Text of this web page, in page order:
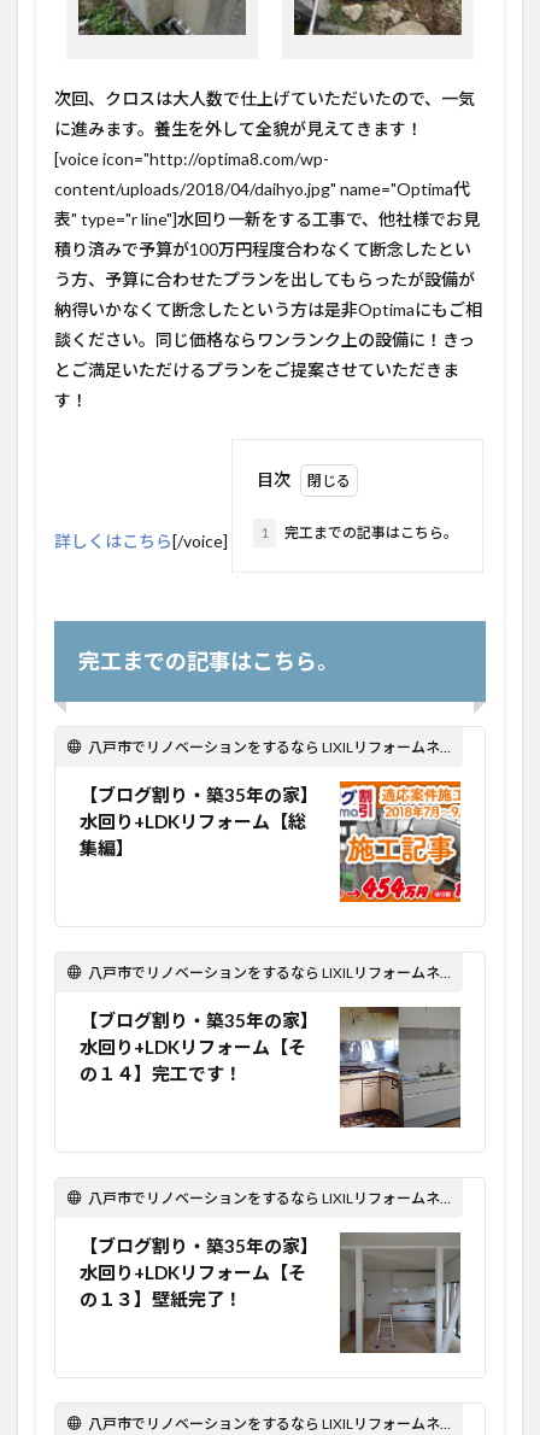
次回、クロスは大人数で仕上げていただいたので、一気
に進みます。養生を外して全貌が見えてきます！
[voice icon="http://optima8.com/wp-
content/uploads/2018/04/daihyo.jpg" name="Optima代
表" type="r line"]水回り一新をする工事で、他社様でお見
積り済みで予算が100万円程度合わなくて断念したとい
う方、予算に合わせたプランを出してもらったが設備が
納得いかなくて断念したという方は是非Optimaにもご相
談ください。同じ価格ならワンランク上の設備に！きっ
とご満足いただけるプランをご提案させていただきま
す！
詳しくはこちら[/voice]
目次
1 完工までの記事はこちら。
完工までの記事はこちら。
八戸市でリノベーションをするなら LIXILリフォームネット Optima Reform！
【ブログ割り・築35年の家】
水回り+LDKリフォーム【総
集編】
八戸市でリノベーションをするなら LIXILリフォームネット Optima Reform！
【ブログ割り・築35年の家】
水回り+LDKリフォーム【そ
の１４】完工です！
八戸市でリノベーションをするなら LIXILリフォームネット Optima Reform！
【ブログ割り・築35年の家】
水回り+LDKリフォーム【そ
の１３】壁紙完了！
八戸市でリノベーションをするなら LIXILリフォームネット Optima Reform！